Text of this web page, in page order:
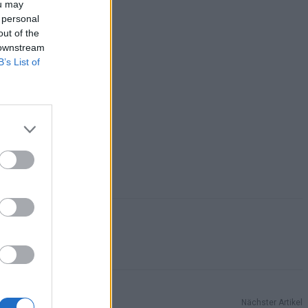
may
of the
List of
Nächster Artikel